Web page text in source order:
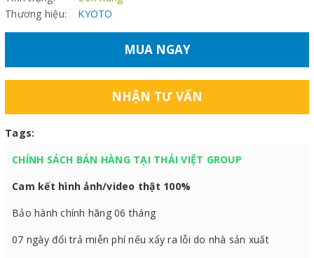
Thương hiệu:
KYOTO
MUA NGAY
NHẬN TƯ VẤN
Tags:
CHÍNH SÁCH BÁN HÀNG TẠI THÁI VIỆT GROUP
Cam kết hình ảnh/video thật 100%
Bảo hành chính hãng 06 tháng
07 ngày đổi trả miễn phí nếu xẩy ra lỗi do nhà sản xuất